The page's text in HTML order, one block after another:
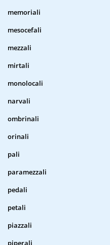
memoriali
mesocefali
mezzali
mirtali
monolocali
narvali
ombrinali
orinali
pali
paramezzali
pedali
petali
piazzali
piperali